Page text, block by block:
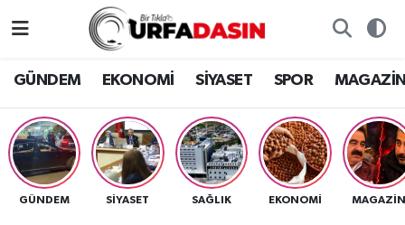
GÜNDEM EKONOMİ SİYASET SPOR
GÜNDEM SİYASET SAĞLIK EKONOMİ
EKONOMİ
SİYASET
SPOR
Gizlilik ve Güvenlik Politikası
İletişim
Nöbetçi Eczaneler
Hava Durumu
Namaz Vakitleri
Trafik Durumu